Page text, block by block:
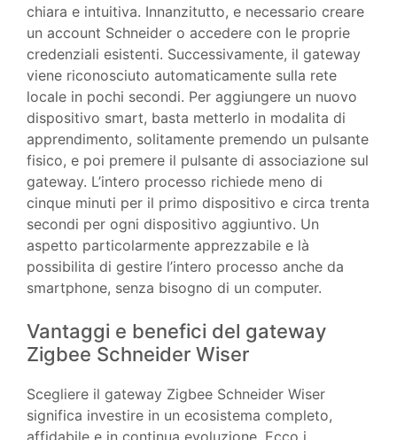
chiara e intuitiva. Innanzitutto, e necessario creare
un account Schneider o accedere con le proprie
credenziali esistenti. Successivamente, il gateway
viene riconosciuto automaticamente sulla rete
locale in pochi secondi. Per aggiungere un nuovo
dispositivo smart, basta metterlo in modalita di
apprendimento, solitamente premendo un pulsante
fisico, e poi premere il pulsante di associazione sul
gateway. L’intero processo richiede meno di
cinque minuti per il primo dispositivo e circa trenta
secondi per ogni dispositivo aggiuntivo. Un
aspetto particolarmente apprezzabile e là
possibilita di gestire l’intero processo anche da
smartphone, senza bisogno di un computer.
Vantaggi e benefici del gateway
Zigbee Schneider Wiser
Scegliere il gateway Zigbee Schneider Wiser
significa investire in un ecosistema completo,
affidabile e in continua evoluzione. Ecco i